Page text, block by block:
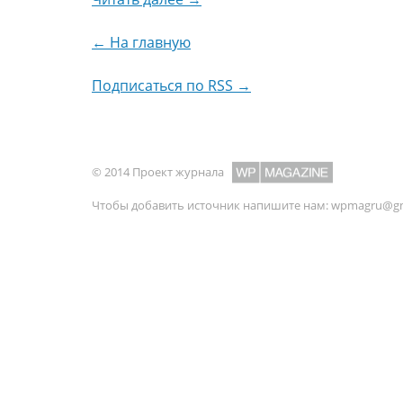
← На главную
Подписаться по RSS →
© 2014 Проект журнала
Чтобы добавить источник напишите нам: